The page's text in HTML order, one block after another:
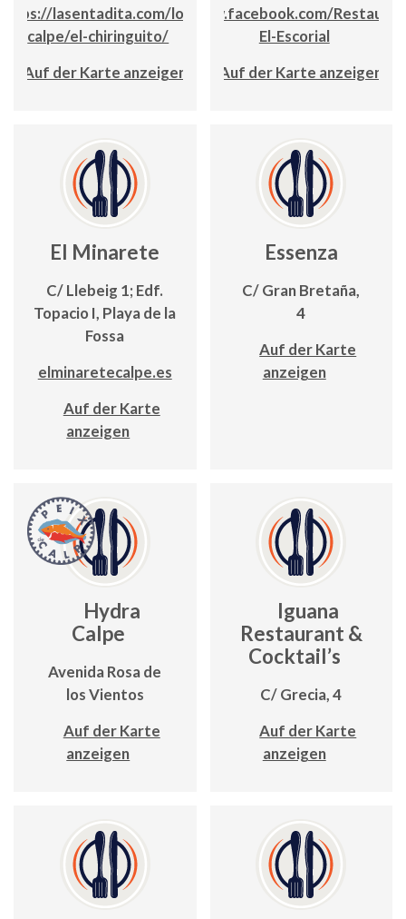
lasentadita.com/locales-
calpe/el-chiringuito/
Auf der Karte anzeigen
www.facebook.com/
El-Escorial
Auf der Karte anzeigen
El Minarete
C/ Llebeig 1; Edf.
Topacio I, Playa de la
Fossa
elminaretecalpe.es
Auf der Karte
anzeigen
Essenza
C/ Gran Bretaña,
4
Auf der Karte
anzeigen
Hydra
Calpe
Avenida Rosa de
los Vientos
Auf der Karte
anzeigen
Iguana
Restaurant &
Cocktail’s
C/ Grecia, 4
Auf der Karte
anzeigen